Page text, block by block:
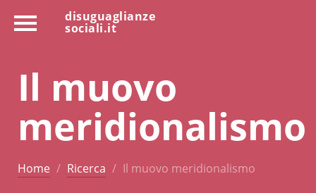
disuguaglianze
sociali.it
Il muovo
meridionalismo
Home Ricerca Il muovo meridionalismo